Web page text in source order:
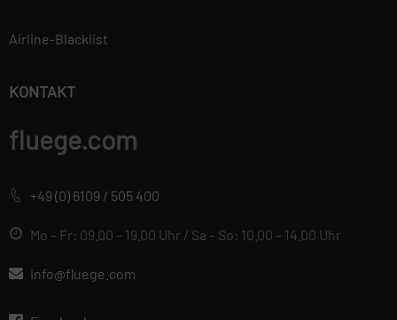
Airline-Blacklist
KONTAKT
fluege.com
+49 (0) 6109 / 505 400
Mo – Fr: 09.00 – 19.00 Uhr / Sa – So: 10.00 – 14.00 Uhr
info@fluege.com